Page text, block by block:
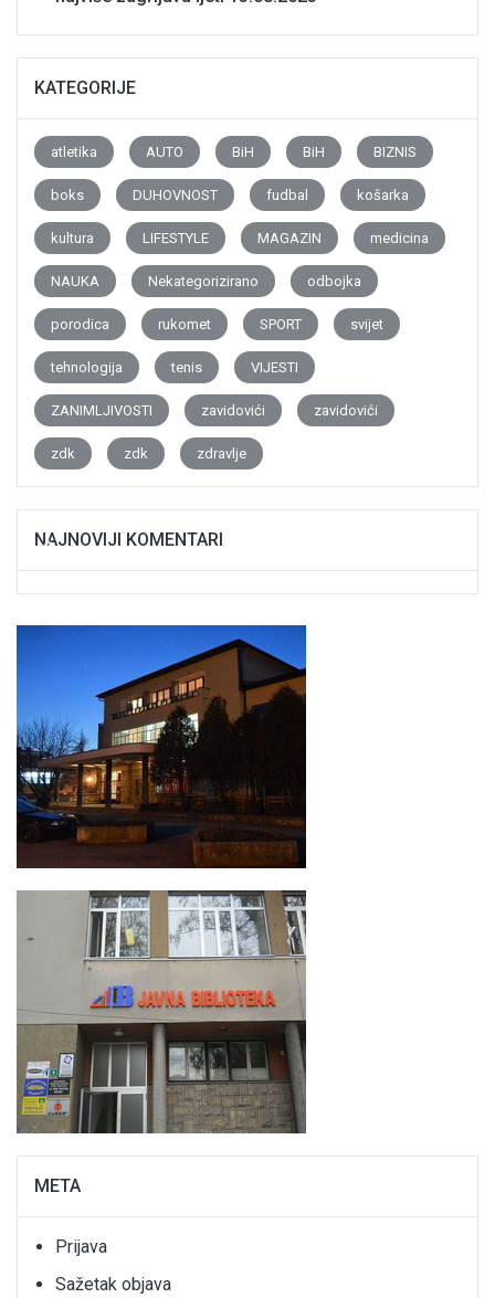
KATEGORIJE
atletika AUTO BiH BiH BIZNIS
boks DUHOVNOST fudbal košarka
kultura LIFESTYLE MAGAZIN medicina
NAUKA Nekategorizirano odbojka
porodica rukomet SPORT svijet
tehnologija tenis VIJESTI
ZANIMLJIVOSTI zavidovići zavidovići
zdk zdk zdravlje
NAJNOVIJI KOMENTARI
META
Prijava
Sažetak objava